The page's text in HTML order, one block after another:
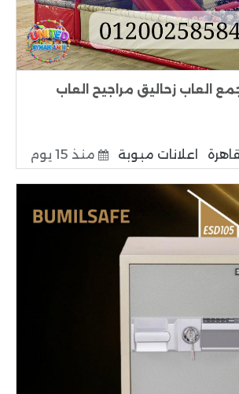
العاب زحاليق مراجيح العاب
اعلانات مبوبة منذ 15 يوم